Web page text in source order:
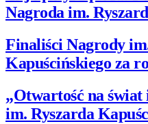
Nagroda im.
Finaliści Nagrody
Kapuścińskiego za
„Otwartość na
im. Ryszarda